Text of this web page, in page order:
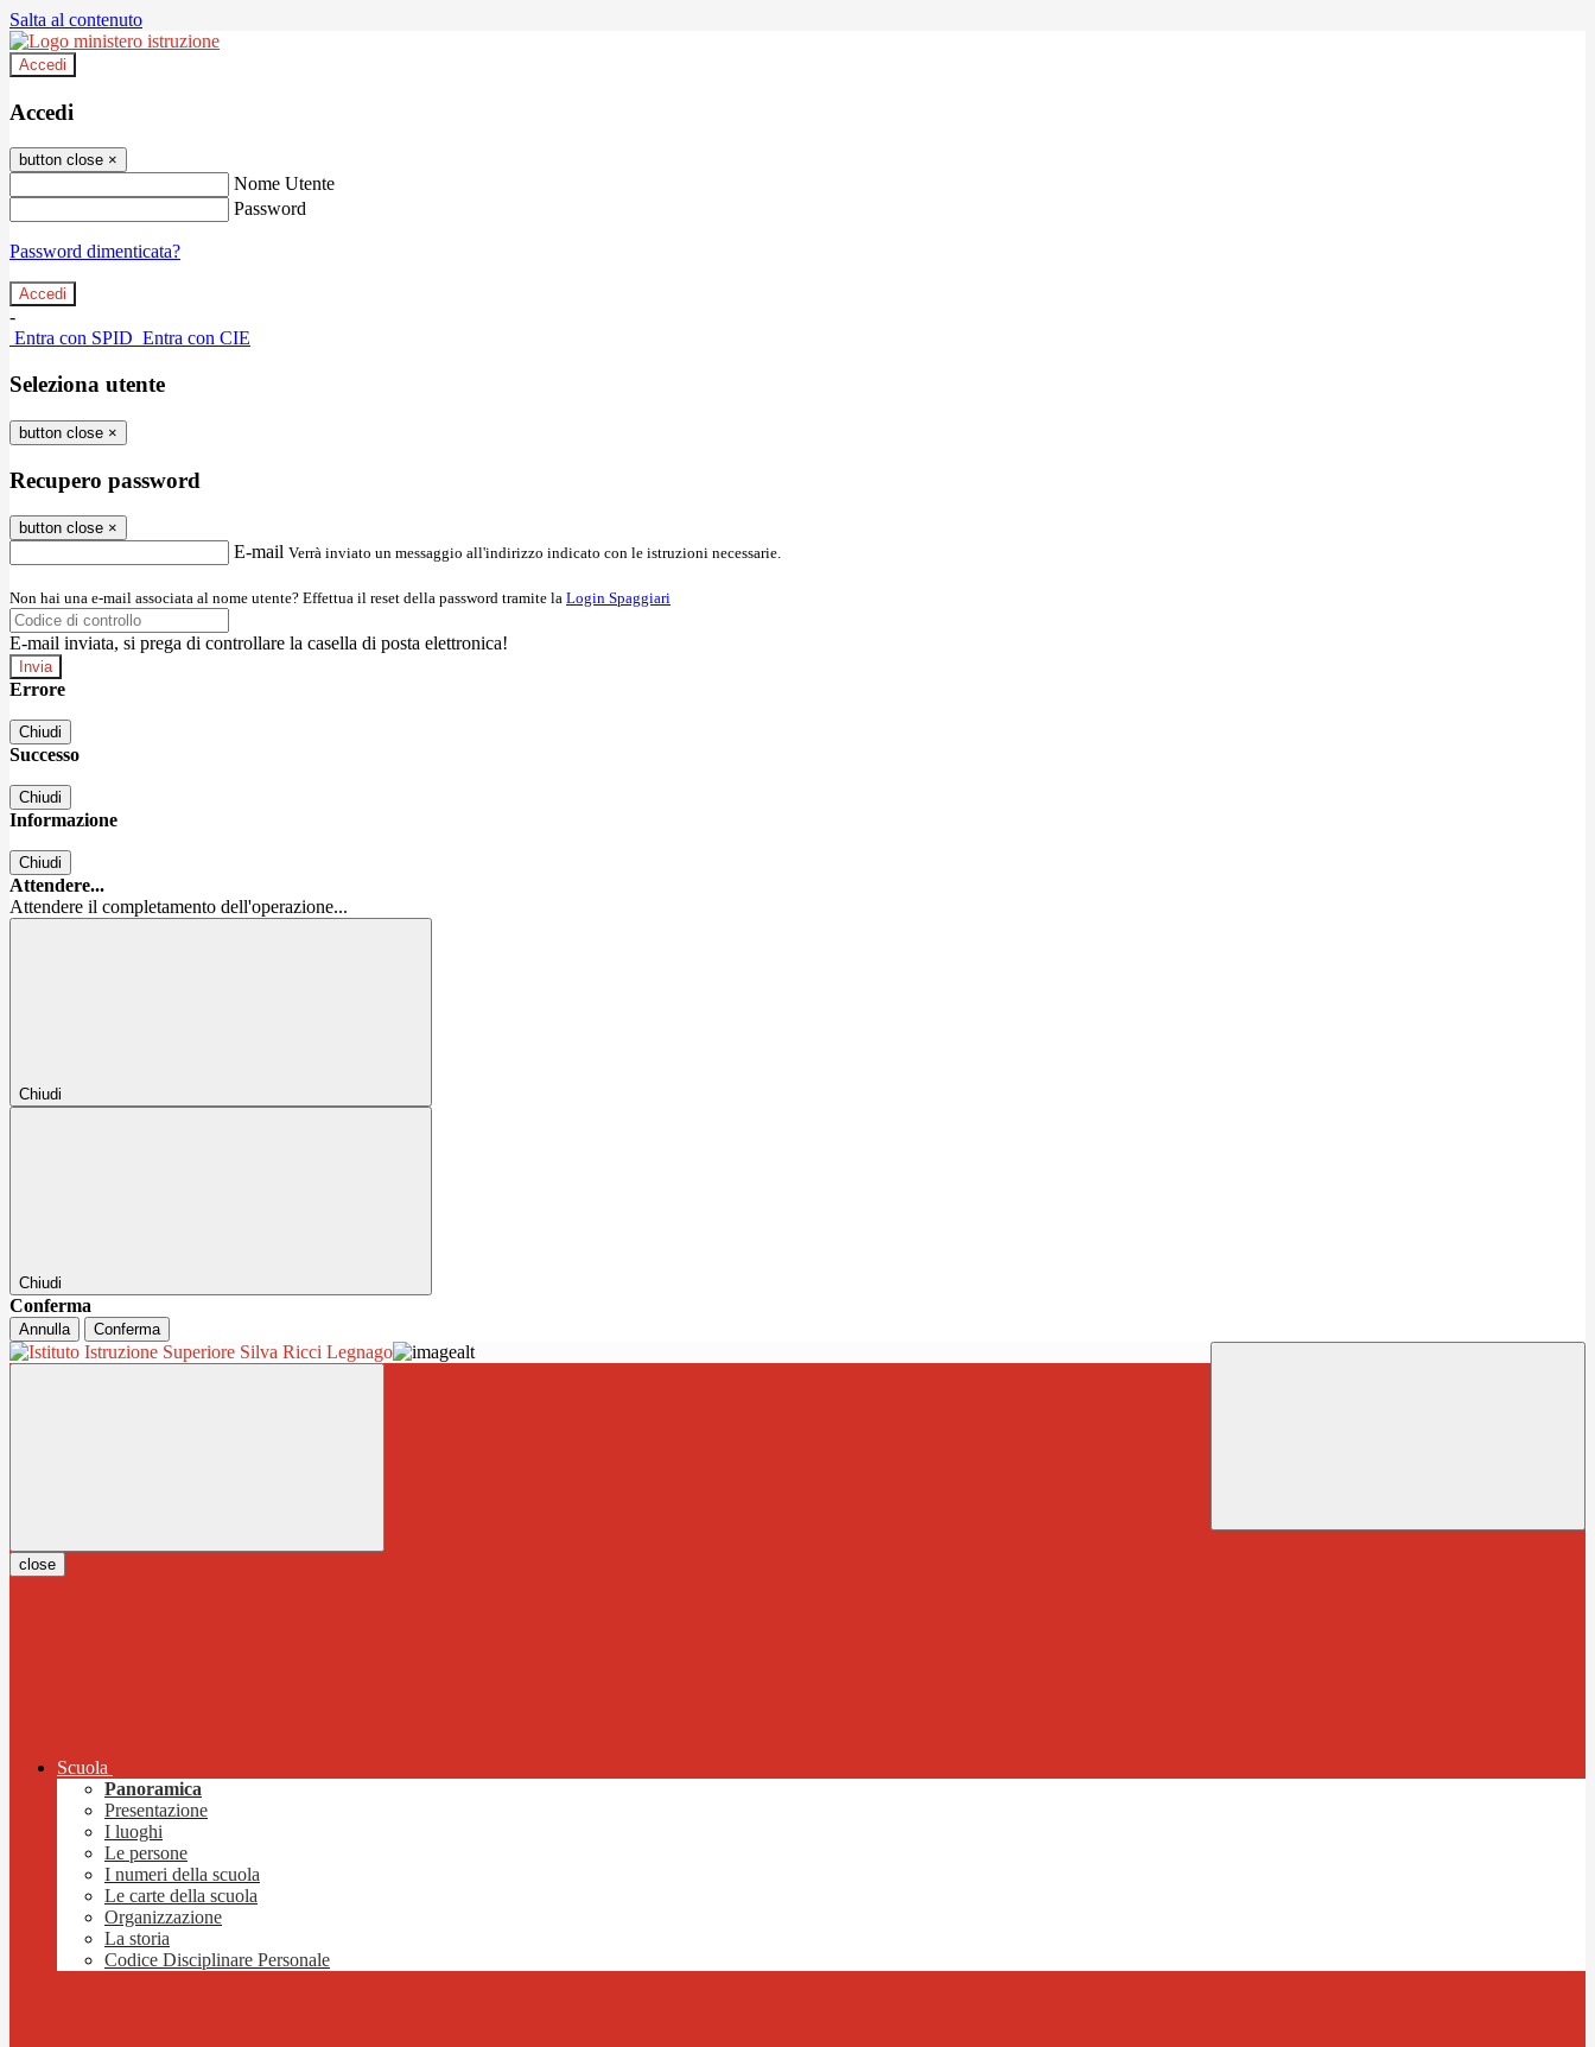
Salta al contenuto
Accedi
Accedi
button close ×
Nome Utente
Password
Password dimenticata?
-
Entra con SPID Entra con CIE
Seleziona utente
button close ×
Recupero password
button close ×
E-mail Verrà inviato un messaggio all'indirizzo indicato con le istruzioni necessarie.
Non hai una e-mail associata al nome utente? Effettua il reset della password tramite la Login Spaggiari
E-mail inviata, si prega di controllare la casella di posta elettronica!
Errore
Chiudi
Successo
Chiudi
Informazione
Chiudi
Attendere...
Attendere il completamento dell'operazione...
Chiudi
Chiudi
Conferma
Annulla Conferma
close
Scuola
Panoramica
Presentazione
I luoghi
Le persone
I numeri della scuola
Le carte della scuola
Organizzazione
La storia
Codice Disciplinare Personale